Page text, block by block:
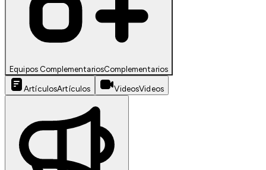
Equipos ComplementariosComplementarios
ArtículosArtículos VideosVideos